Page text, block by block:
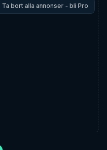
Ta bort alla annonser - bli Pro